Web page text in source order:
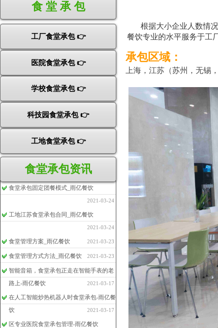
食 堂 承 包
根据大小企业人数情况
餐饮专业的水平服务于工
工厂食堂承包 👉
承包区域：
上海，江苏（苏州，无锡
医院食堂承包 👉
学校食堂承包 👉
科技园食堂承包 👉
工地食堂承包 👉
食堂承包资讯
食堂承包固定团餐模式_雨亿餐饮
2021-03-24
工地江苏食堂承包合同_雨亿餐饮
2021-03-24
食堂管理方案_雨亿餐饮 2021-03-23
食堂管理方式方法_雨亿餐饮 2021-03-23
智能音箱，食堂承包正走在智能手表的老
路上-雨亿餐饮
2021-03-17
在人工智能炒热机器人时食堂承包-雨亿餐
饮
2021-03-17
区专业医院食堂承包管理-雨亿餐饮